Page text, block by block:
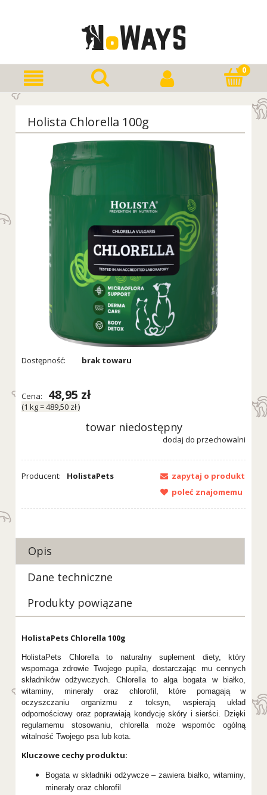
Holista Chlorella 100g
Dostępność: brak towaru
Cena: 48,95 zł
(1 kg=489,50 zł)
towar niedostępny
dodaj do przechowalni
Producent: HolistaPets
zapytaj o produkt
poleć znajomemu
Opis
Dane techniczne
Produkty powiązane
HolistaPets Chlorella 100g
HolistaPets Chlorella to naturalny suplement diety, który
wspomaga zdrowie Twojego pupila, dostarczając mu cennych
składników odżywczych. Chlorella to alga bogata w białko,
witaminy, minerały oraz chlorofil, które pomagają w
oczyszczaniu organizmu z toksyn, wspierają układ
odpornościowy oraz poprawiają kondycję skóry i sierści. Dzięki
regularnemu stosowaniu, chlorella może wspomóc ogólną
witalność Twojego psa lub kota.
Kluczowe cechy produktu:
Bogata w składniki odżywcze – zawiera białko, witaminy,
minerały oraz chlorofil